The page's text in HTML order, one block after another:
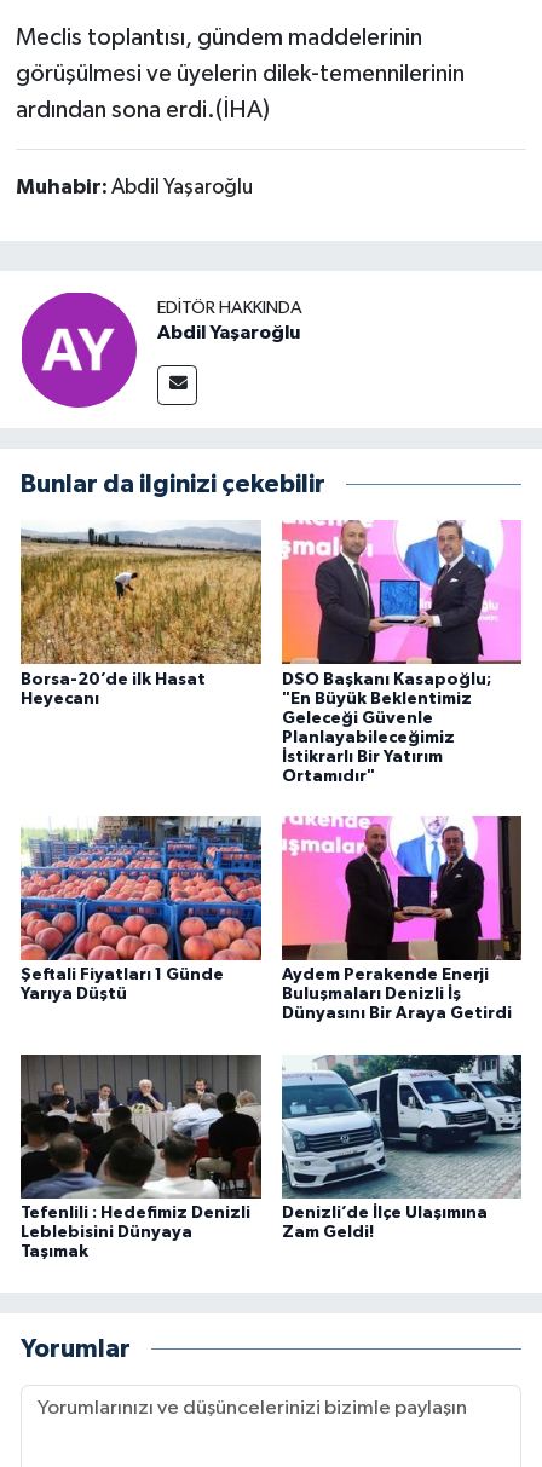
Meclis toplantısı, gündem maddelerinin
görüşülmesi ve üyelerin dilek-temennilerinin
ardından sona erdi.(İHA)
Muhabir: Abdil Yaşaroğlu
EDITÖR HAKKINDA
Abdil Yaşaroğlu
Bunlar da ilginizi çekebilir
Borsa-20’de ilk Hasat
Heyecanı
DSO Başkanı Kasapoğlu;
"En Büyük Beklentimiz
Geleceği Güvenle
Planlayabileceğimiz
İstikrarlı Bir Yatırım
Ortamıdır"
Şeftali Fiyatları 1 Günde
Yarıya Düştü
Aydem Perakende Enerji
Buluşmaları Denizli İş
Dünyasını Bir Araya Getirdi
Tefenlili : Hedefimiz Denizli
Leblebisini Dünyaya
Taşımak
Denizli’de İlçe Ulaşımına
Zam Geldi!
Yorumlar